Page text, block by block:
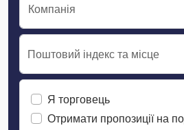
Компанія
Поштовий індекс та місце
Я торговець
Отримати пропозиції на